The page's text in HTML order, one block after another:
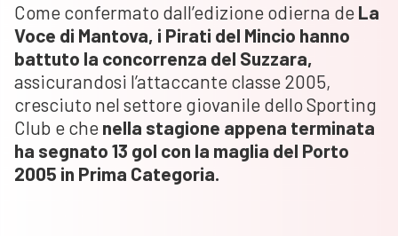
Come confermato dall’edizione odierna de La
Voce di Mantova, i Pirati del Mincio hanno
battuto la concorrenza del Suzzara,
assicurandosi l’attaccante classe 2005,
cresciuto nel settore giovanile dello Sporting
Club e che nella stagione appena terminata
ha segnato 13 gol con la maglia del Porto
2005 in Prima Categoria.